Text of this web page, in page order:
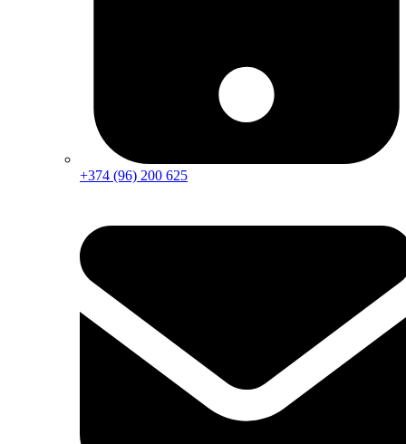
+374 (96) 200 625